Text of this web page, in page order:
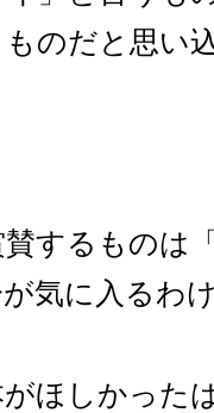
のだと思い
するものは
気に入るわ
ほしかった